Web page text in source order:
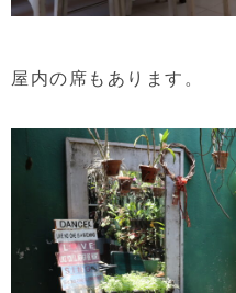
屋内の席もあります。